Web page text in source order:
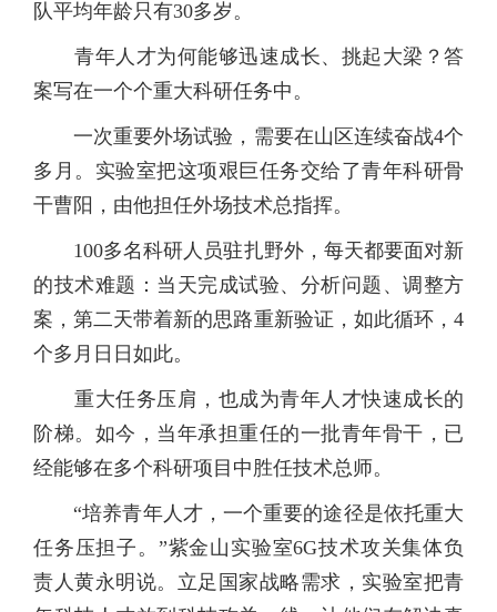
队平均年龄只有30多岁。
青年人才为何能够迅速成长、挑起大梁？答
案写在一个个重大科研任务中。
一次重要外场试验，需要在山区连续奋战4个
多月。实验室把这项艰巨任务交给了青年科研骨
干曹阳，由他担任外场技术总指挥。
100多名科研人员驻扎野外，每天都要面对新
的技术难题：当天完成试验、分析问题、调整方
案，第二天带着新的思路重新验证，如此循环，4
个多月日日如此。
重大任务压肩，也成为青年人才快速成长的
阶梯。如今，当年承担重任的一批青年骨干，已
经能够在多个科研项目中胜任技术总师。
“培养青年人才，一个重要的途径是依托重大
任务压担子。”紫金山实验室6G技术攻关集体负
责人黄永明说。立足国家战略需求，实验室把青